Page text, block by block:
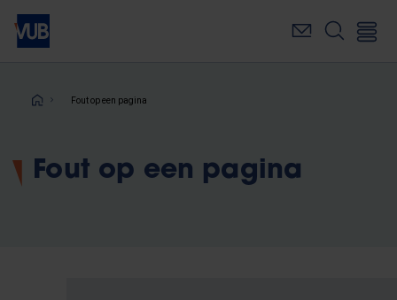
Overslaan
naar
inhoudKruimelpad
Fout op een pagina
Fout op een pagina